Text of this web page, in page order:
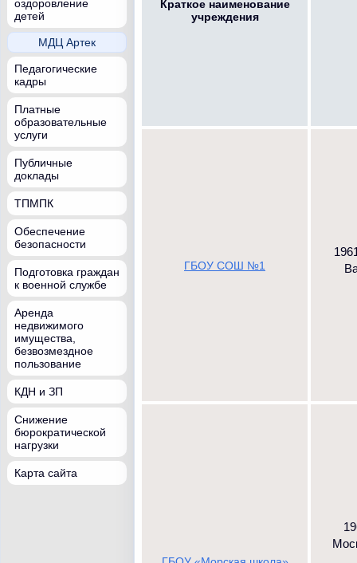
оздоровление
детей
МДЦ Артек
Педагогические
кадры
Платные
образовательные
услуги
Публичные
доклады
ТПМПК
Обеспечение
безопасности
Подготовка граждан
к военной службе
Аренда
недвижимого
имущества,
безвозмездное
пользование
КДН и ЗП
Снижение
бюрократической
нагрузки
Карта сайта
Краткое наименование
учреждения
ГБОУ СОШ №1